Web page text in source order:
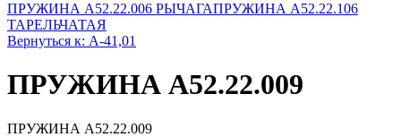
ПРУЖИНА А52.22.006 РЫЧАГАПРУЖИНА А52.22.106
ТАРЕЛЬЧАТАЯ
Вернуться к: А-41,01
ПРУЖИНА А52.22.009
ПРУЖИНА А52.22.009